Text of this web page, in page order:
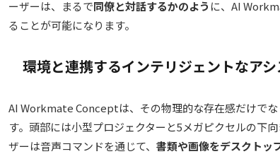
ーザーは、まるで同僚と対話するかのよう に、AI
ることが可能になります。
環境と連携するインテリジェントなア
AI Workmate Conceptは、その物理的な存在感だけでな
す。頭部には小型プロジェクターと5メガピクセルの下
ザーは音声コマンドを通じて、 書類や画像をデスクトッ